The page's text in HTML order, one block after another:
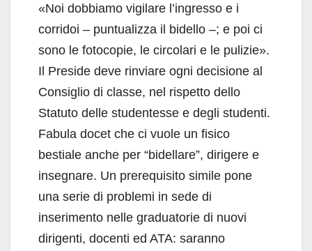
«Noi dobbiamo vigilare l’ingresso e i
corridoi – puntualizza il bidello –; e poi ci
sono le fotocopie, le circolari e le pulizie».
Il Preside deve rinviare ogni decisione al
Consiglio di classe, nel rispetto dello
Statuto delle studentesse e degli studenti.
Fabula docet che ci vuole un fisico
bestiale anche per “bidellare”, dirigere e
insegnare. Un prerequisito simile pone
una serie di problemi in sede di
inserimento nelle graduatorie di nuovi
dirigenti, docenti ed ATA: saranno